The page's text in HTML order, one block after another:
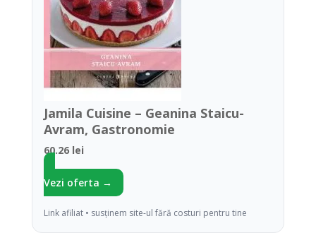
Jamila Cuisine – Geanina Staicu-
Avram, Gastronomie
60.26 lei
Vezi oferta →
Link afiliat • susținem site-ul fără costuri pentru tine